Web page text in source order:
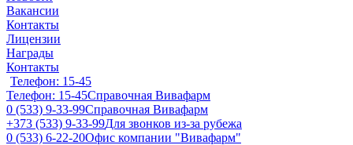
Вакансии
Контакты
Лицензии
Награды
Контакты
Телефон: 15-45
Телефон: 15-45Справочная Вивафарм
0 (533) 9-33-99Справочная Вивафарм
+373 (533) 9-33-99Для звонков из-за рубежа
0 (533) 6-22-20Офис компании "Вивафарм"